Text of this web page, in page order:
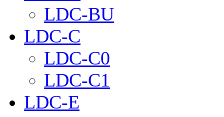
LDC-BU
LDC-C
LDC-C0
LDC-C1
LDC-E